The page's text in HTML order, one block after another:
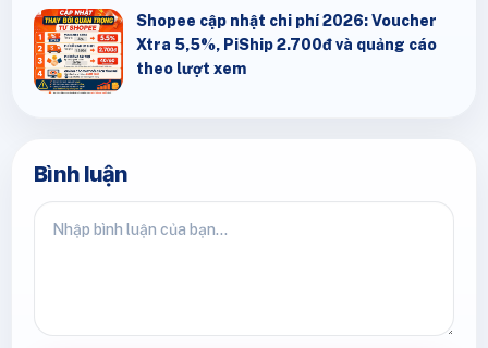
Shopee cập nhật chi phí 2026: Voucher
Xtra 5,5%, PiShip 2.700đ và quảng cáo
theo lượt xem
Bình luận